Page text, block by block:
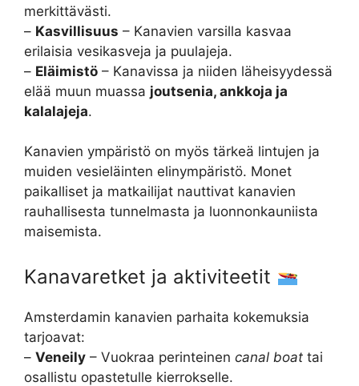
merkittävästi.
– Kasvillisuus – Kanavien varsilla kasvaa
erilaisia vesikasveja ja puulajeja.
– Eläimistö – Kanavissa ja niiden läheisyydessä
elää muun muassa joutsenia, ankkoja ja
kalalajeja.
Kanavien ympäristö on myös tärkeä lintujen ja
muiden vesieläinten elinympäristö. Monet
paikalliset ja matkailijat nauttivat kanavien
rauhallisesta tunnelmasta ja luonnonkauniista
maisemista.
Kanavaretket ja aktiviteetit
Amsterdamin kanavien parhaita kokemuksia
tarjoavat:
– Veneily – Vuokraa perinteinen canal boat tai
osallistu opastetulle kierrokselle.